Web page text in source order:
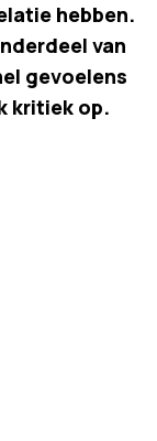
hebben.
van
gevoelens
kritiek op.